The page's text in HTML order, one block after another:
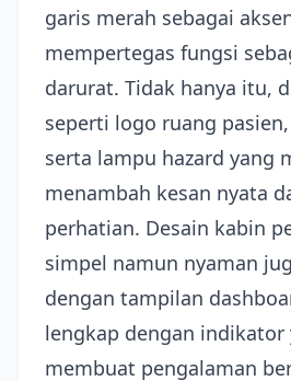
garis merah sebagai
mempertegas fungsi
darurat. Tidak hanya itu,
seperti logo ruang
serta lampu hazard yang
menambah kesan nyata
perhatian. Desain kabin
simpel namun nyaman
dengan tampilan
lengkap dengan indikator
membuat pengalaman